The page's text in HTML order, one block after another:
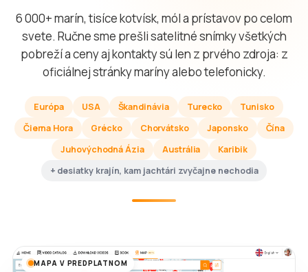
6 000+ marín, tisíce kotvísk, mól a prístavov po celom
svete. Ručne sme prešli satelitné snímky všetkých
pobreží a ceny aj kontakty sú len z prvého zdroja: z
oficiálnej stránky maríny alebo telefonicky.
Európa USA Škandinávia Turecko
Tunisko
Čierna Hora
Grécko Chorvátsko Japonsko
Čína
Juhovýchodná Ázia
Austrália
Karibik
+ desiatky krajín, kam jachtári zvyčajne nechodia
MAPA V PREDPLATNOM